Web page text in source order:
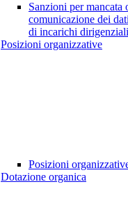
Sanzioni per mancata
comunicazione dei
di incarichi dirigenziali
Posizioni organizzative
Posizioni
Dotazione organica